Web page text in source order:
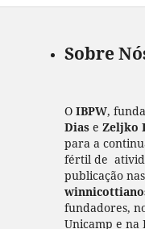
Sobre
O IBPW,
Diase Zeljko
para a
fértil de
publicação
fundadores,
Unicamp e na